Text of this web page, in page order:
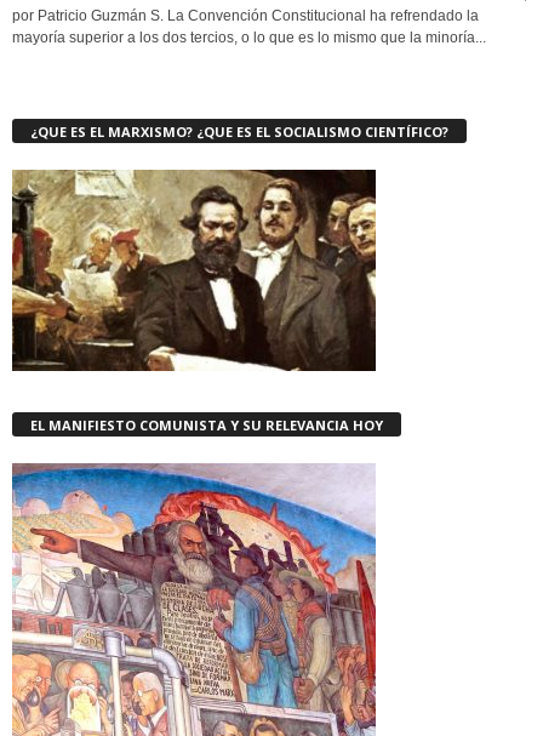
por Patricio Guzmán S. La Convención Constitucional ha refrendado la
mayoría superior a los dos tercios, o lo que es lo mismo que la minoría...
¿QUE ES EL MARXISMO? ¿QUE ES EL SOCIALISMO CIENTÍFICO?
EL MANIFIESTO COMUNISTA Y SU RELEVANCIA HOY